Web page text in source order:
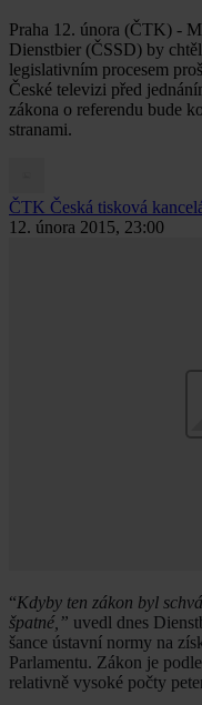
Praha 12. února (ČTK) -
Dienstbier (ČSSD) by
legislativním procesem
České televizi před
zákona o referendu bude
stranami.
ČTK Česká tisková
12. února 2015, 23:00
“Kdyby ten zákon byl
špatné,” uvedl dnes
šance ústavní normy na
Parlamentu. Zákon je
relativně vysoké počty